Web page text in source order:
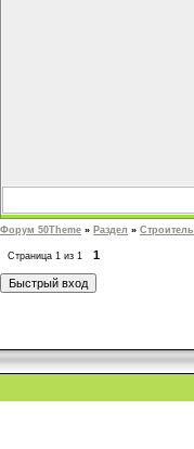
Форум 50Theme » Раздел »
Страница 1 из 1 1